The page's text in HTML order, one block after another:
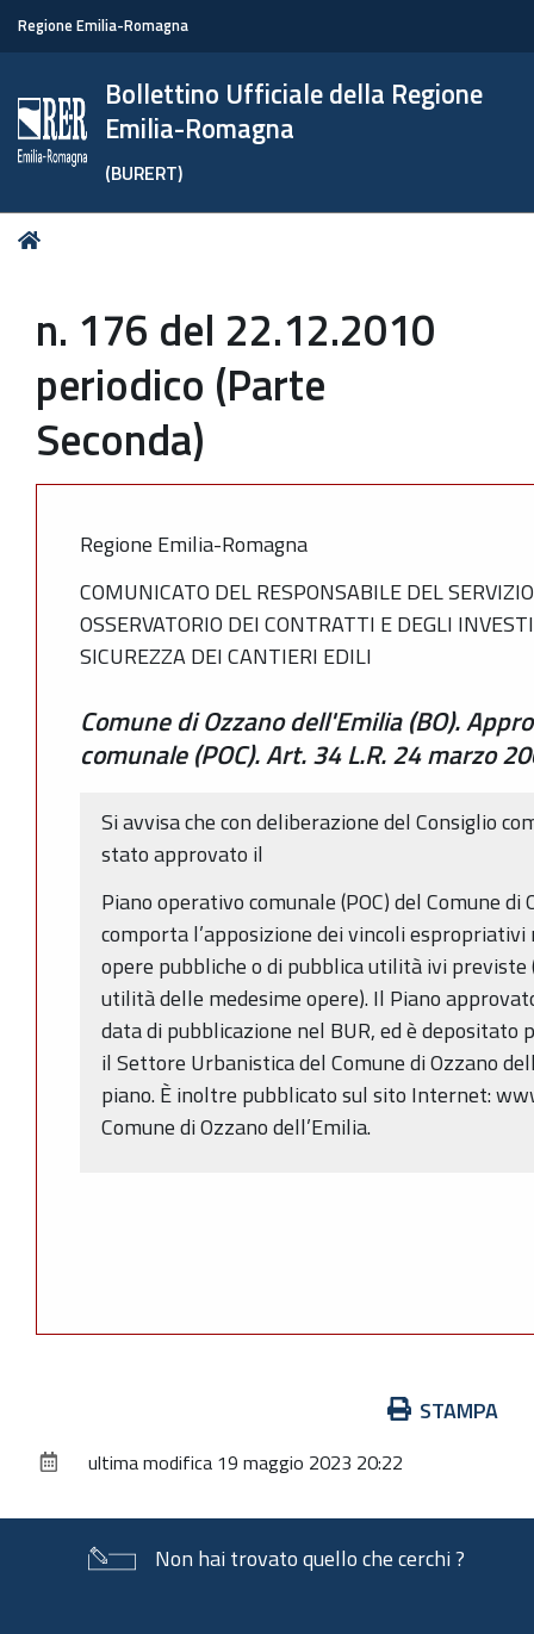
Regione Emilia-Romagna
Bollettino Ufficiale della Regione
Emilia-Romagna
(BURERT)
Tu
n. 176 del 22.12.2010
periodico (Parte
Seconda)
Regione Emilia-Romagna
COMUNICATO DEL RESPONSABILE DEL
OSSERVATORIO DEI CONTRATTI E DEGLI
SICUREZZA DEI CANTIERI EDILI
Comune di Ozzano dell'Emilia (BO).
comunale (POC). Art. 34 L.R. 24 marzo
Si avvisa che con deliberazione del Consiglio
stato approvato il
Piano operativo comunale (POC) del Comune di
comporta l’apposizione dei vincoli
opere pubbliche o di pubblica utilità ivi previste
utilità delle medesime opere). Il Piano
data di pubblicazione nel BUR, ed è
il Settore Urbanistica del Comune di Ozzano
piano. È inoltre pubblicato sul sito Internet:
Comune di Ozzano dell’Emilia.
documento
STAMPA
ultima modifica 19 maggio 2023 20:22
Non hai trovato quello che cerchi ?